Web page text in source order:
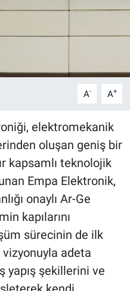
A- A+
elektromekanik
oluşan geniş bir
kapsamlı teknolojik
Empa Elektronik,
onaylı Ar-Ge
kapılarını
sürecinin de ilk
vizyonuyla adeta
yapış şekillerini ve